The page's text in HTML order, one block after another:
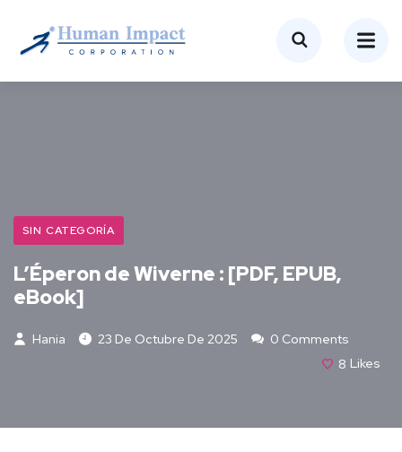
SIN CATEGORÍA
L’Éperon de Wiverne : [PDF, EPUB,
eBook]
Hania 23 De Octubre De 2025
0 Comments
8 Likes